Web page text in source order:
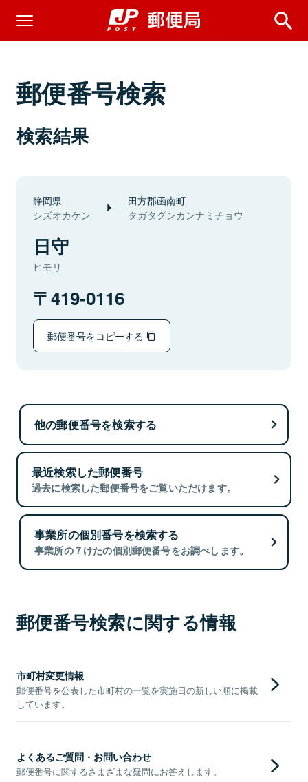
郵便番号検索
検索結果
静岡県
シズオカケン
田方郡函南町
タガタグンカンナミチョウ
日守
ヒモリ
419-0116
郵便番号をコピーする
他の郵便番号を検索する
最近検索した郵便番号
過去に検索した郵便番号をご覧いただけます。
事業所の個別番号を検索する
事業所の７けたの個別郵便番号をお調べします。
郵便番号検索に関する情報
市町村変更情報
郵便番号を公表した市町村の一覧を実施日の新しい順に掲載
しています。
よくあるご質問・お問い合わせ
郵便番号に関するさまざまな疑問にお答えします。